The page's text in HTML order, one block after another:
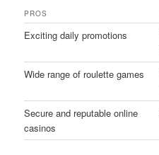
PROS
Exciting daily promotions
Wide range of roulette games
Secure and reputable online
casinos